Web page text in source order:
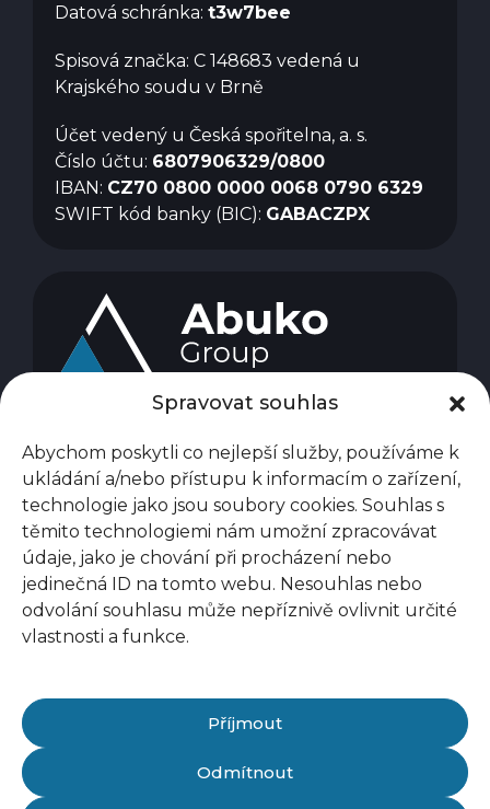
Spravovat souhlas
Abychom poskytli co nejlepší služby, používáme k
ukládání a/nebo přístupu k informacím o zařízení,
technologie jako jsou soubory cookies. Souhlas s
těmito technologiemi nám umožní zpracovávat
údaje, jako je chování při procházení nebo
jedinečná ID na tomto webu. Nesouhlas nebo
odvolání souhlasu může nepříznivě ovlivnit určité
vlastnosti a funkce.
Příjmout
Odmítnout
Datová schránka: t3w7bee
Spisová značka: C 148683 vedená u
Krajského soudu v Brně
Účet vedený u Česká spořitelna, a. s.
Číslo účtu: 6807906329/0800
IBAN: CZ70 0800 0000 0068 0790 6329
SWIFT kód banky (BIC): GABACZPX